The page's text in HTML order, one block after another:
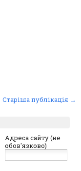
Старіша публікація →
Адреса сайту (не
обов'язково)